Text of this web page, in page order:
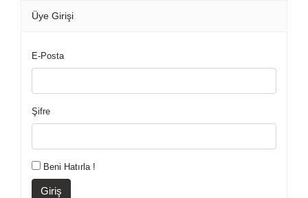
Üye Girişi
E-Posta
Şifre
Beni Hatırla !